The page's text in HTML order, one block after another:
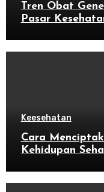
Tren Obat
Pasar
Keesehatan
Cara
Kehidupan